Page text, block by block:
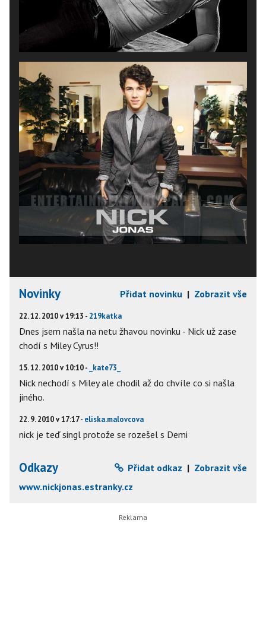
Novinky Přidat novinku | Zobrazit vše
22. 12. 2010 v 19:13 - 219katka
Dnes jsem našla na netu žhavou novinku - Nick už zase
chodí s Miley Cyrus!!
15. 12. 2010 v 10:10 - _kate73_
Nick nechodí s Miley ale chodil až do chvíle co si našla
jiného.
22. 9. 2010 v 17:17 - eliska.malovcova
nick je teď singl protože se rozešel s Demi
Odkazy Přidat odkaz | Zobrazit vše
www.nickjonas.estranky.cz